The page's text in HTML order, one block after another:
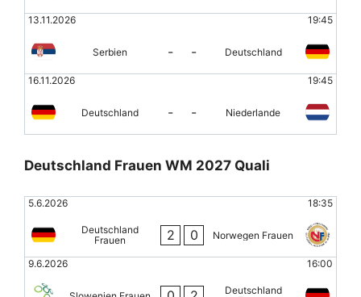
13.11.2026 19:45
Serbien - - Deutschland
16.11.2026 19:45
Deutschland - - Niederlande
Deutschland Frauen WM 2027 Quali
5.6.2026 18:35
Deutschland
Frauen
2 0 Norwegen Frauen
9.6.2026 16:00
Deutschland